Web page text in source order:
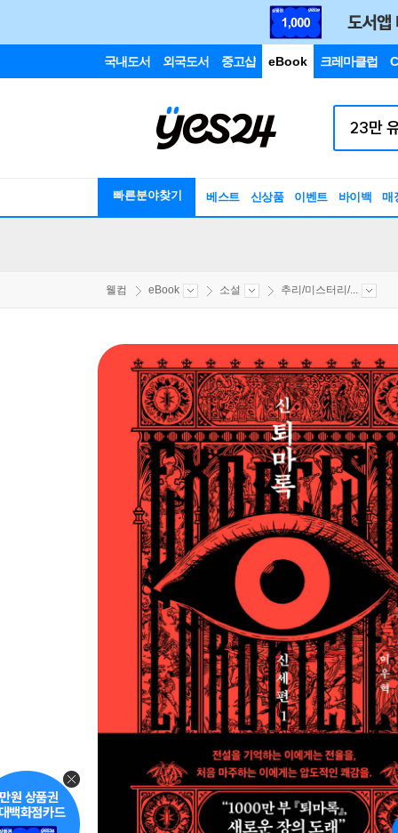
국내도서 외국도서 중고샵 eBook 크레마클럽
빠른분야찾기 베스트 신상품 이벤트 바이백 매
웰컴 eBook 소설 추리/미스터리/...